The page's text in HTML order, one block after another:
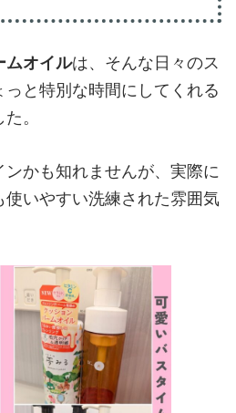
ムオイルは、そんな日々のス
と特別な時間にしてくれる
。
かも知れませんが、実際に
使いやすい洗練された雰囲気